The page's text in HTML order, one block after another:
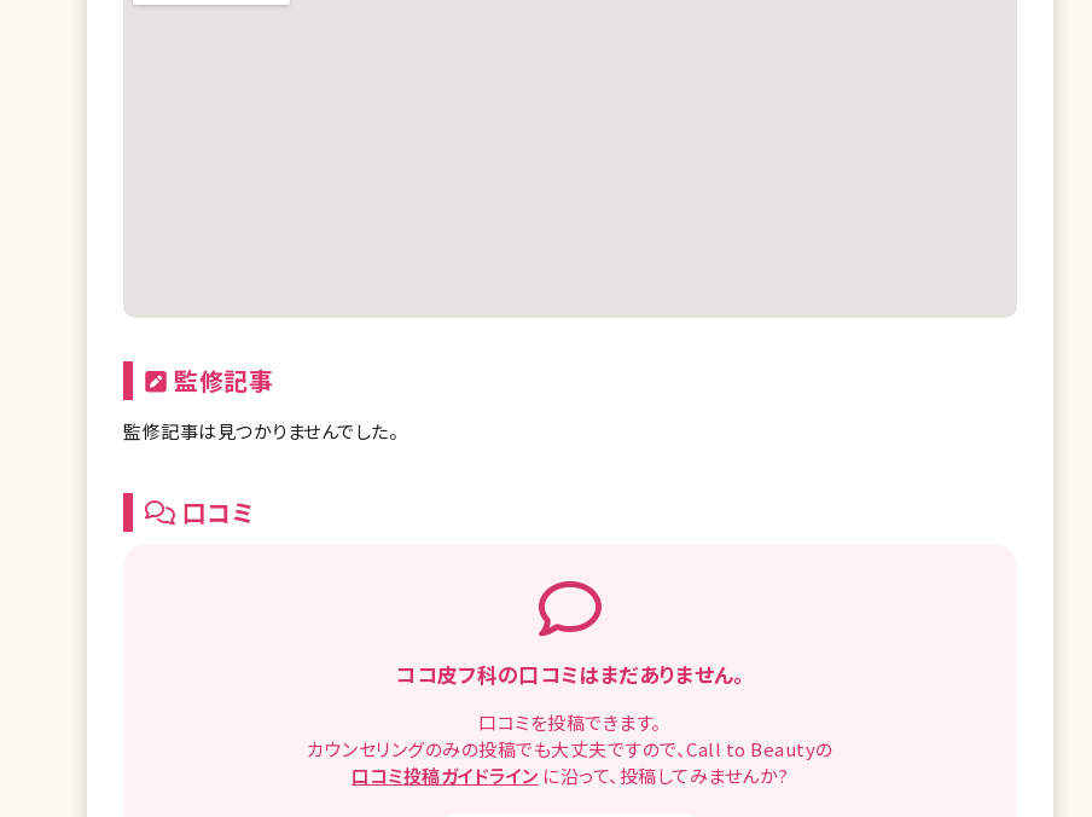
監修記事
監修記事は見つかりませんでした。
口コミ
ココ皮フ科の口コミはまだありません。
口コミを投稿できます。
カウンセリングのみの投稿でも大丈夫ですので、Call to Beautyの
口コミ投稿ガイドライン に沿って、 投稿してみませんか?